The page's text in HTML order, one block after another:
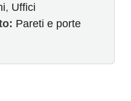
, Uffici
Pareti e porte